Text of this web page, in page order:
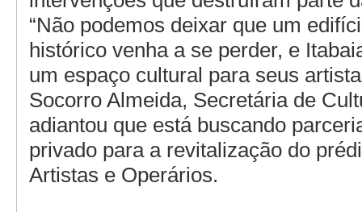
“Não podemos deixar que um
histórico venha a se perder, e
um espaço cultural para seus
Socorro Almeida, Secretária de
adiantou que está buscando
privado para a revitalização do
Artistas e Operários.